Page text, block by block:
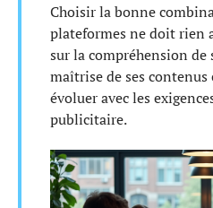
Choisir la bonne
plateformes ne doit rien
sur la compréhension de
maîtrise de ses contenus
évoluer avec les
publicitaire.